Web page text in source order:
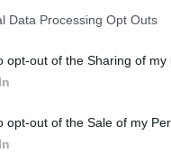
Data Processing Opt Outs
opt-out of the Sharing of my
opt-out of the Sale of my
jego uczuć
nie może
go do
co doprowadza